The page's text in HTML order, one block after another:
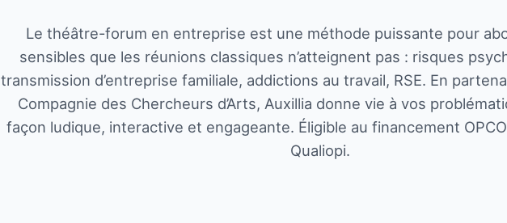
Le théâtre-forum en entreprise est une méthode puissante pour
sensibles que les réunions classiques n’atteignent pas : risques
transmission d’entreprise familiale, addictions au travail, RSE. En
Compagnie des Chercheurs d’Arts, Auxillia donne vie à vos
façon ludique, interactive et engageante. Éligible au financement
Qualiopi.